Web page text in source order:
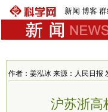
新闻 博客 群
作者：姜泓冰 来源：人民日报
沪苏浙高